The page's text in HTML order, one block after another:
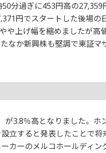
分過ぎに453円高の27,359
円でスタートした後場の
や上げ幅を縮めましたが高
なか新興株も堅調で東証マ
が3.8％高となりました。ホ
立すると発表したことで
カーのメルコホールディン